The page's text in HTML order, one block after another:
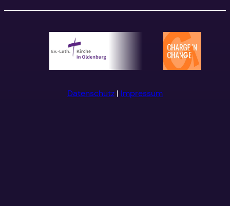
Datenschutz | Impressum